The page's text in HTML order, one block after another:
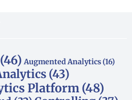
(46) Augmented Analytics(16)
(43)
Platform (48)